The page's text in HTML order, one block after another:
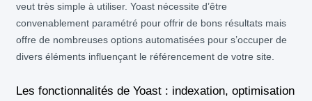
veut très simple à utiliser. Yoast nécessite d’être
convenablement paramétré pour offrir de bons résultats mais
offre de nombreuses options automatisées pour s’occuper de
divers éléments influençant le référencement de votre site.
Les fonctionnalités de Yoast : indexation, optimisation